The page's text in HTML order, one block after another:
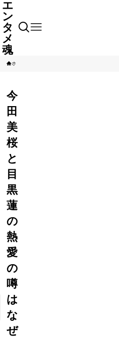
エ
ン
タ
メ
魂
ホーム
今
田
美
桜
と
目
黒
蓮
の
熱
愛
の
噂
は
な
ぜ